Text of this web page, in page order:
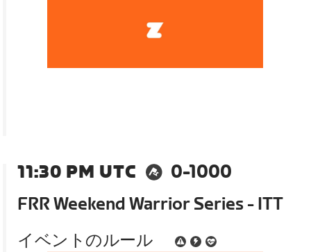
11:30 PM UTC
0-1000
FRR Weekend Warrior Series - ITT
イベントのルール